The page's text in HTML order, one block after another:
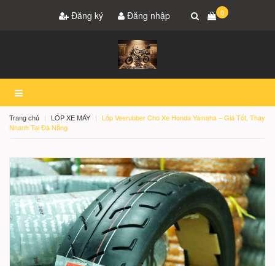
Đăng ký Đăng nhập 0
Trang chủ LỐP XE MÁY
Lốp Veerubber Cho Xe Honda Yamaha – Giá Tốt, Thay
Nhanh Tại Đà Nẵng